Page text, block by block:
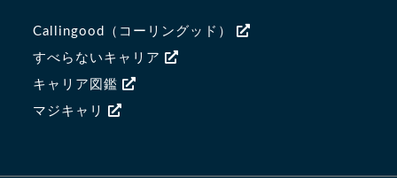
Callingood（コーリングッド）
すべらないキャリア
キャリア図鑑
マジキャリ